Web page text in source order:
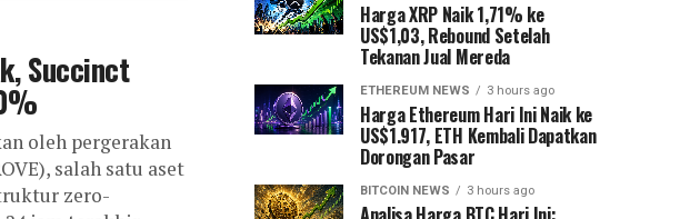
Succinct
oleh pergerakan
salah satu aset
zero-
Harga XRP Naik 1,71% ke
US$1,03, Rebound Setelah
Tekanan Jual Mereda
ETHEREUM NEWS 3 hours ago
Harga Ethereum Hari Ini Naik ke
US$1.917, ETH Kembali Dapatkan
Dorongan Pasar
BITCOIN NEWS 3 hours ago